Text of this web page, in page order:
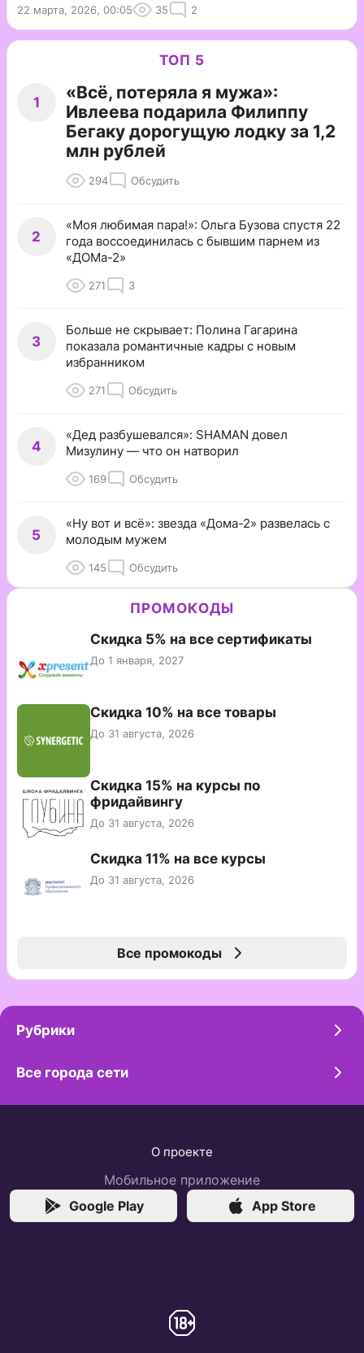
22 марта, 2026, 00:05 35 2
ТОП 5
1
«Всё, потеряла я мужа»:
Ивлеева подарила Филиппу
Бегаку дорогущую лодку за 1,2
млн рублей
294 Обсудить
2
«Моя любимая пара!»: Ольга Бузова спустя 22
года воссоединилась с бывшим парнем из
«ДОМа-2»
271 3
3
Больше не скрывает: Полина Гагарина
показала романтичные кадры с новым
избранником
271 Обсудить
4
«Дед разбушевался»: SHAMAN довел
Мизулину — что он натворил
169 Обсудить
5
«Ну вот и всё»: звезда «Дома-2» развелась с
молодым мужем
145 Обсудить
ПРОМОКОДЫ
Скидка 5% на все сертификаты
До 1 января, 2027
Скидка 10% на все товары
До 31 августа, 2026
Скидка 15% на курсы по
фридайвингу
До 31 августа, 2026
Скидка 11% на все курсы
До 31 августа, 2026
Все промокоды
Рубрики
Все города сети
О проекте
Мобильное приложение
Google Play
App Store